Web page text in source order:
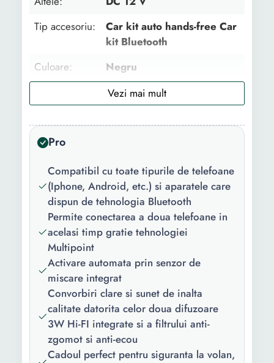
Tip accesoriu:
Car kit auto hands-free Car
kit Bluetooth
Culoare:
Negru
1 x Micro USB
Omni-directional Speaker
HI FI 2 x 3 W
Tehnologie:
Bluetooth 4.1
Compatibilitate: Toate dispozitivele
Pro
Compatibil cu toate tipurile de telefoane
(Iphone, Android, etc.) si aparatele care
dispun de tehnologia Bluetooth
Permite conectarea a doua telefoane in
acelasi timp gratie tehnologiei
Multipoint
Activare automata prin senzor de
miscare integrat
Convorbiri clare si sunet de inalta
calitate datorita celor doua difuzoare
3W Hi-FI integrate si a filtrului anti-
zgomot si anti-ecou
Cadoul perfect pentru siguranta la volan,